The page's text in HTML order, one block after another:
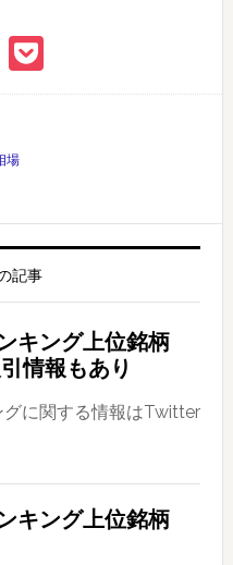
Hatena
Pocket
場
記事
キング上位銘柄
情報もあり
に関する情報はTwitter
キング上位銘柄